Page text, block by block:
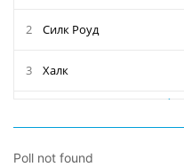
Poll not found